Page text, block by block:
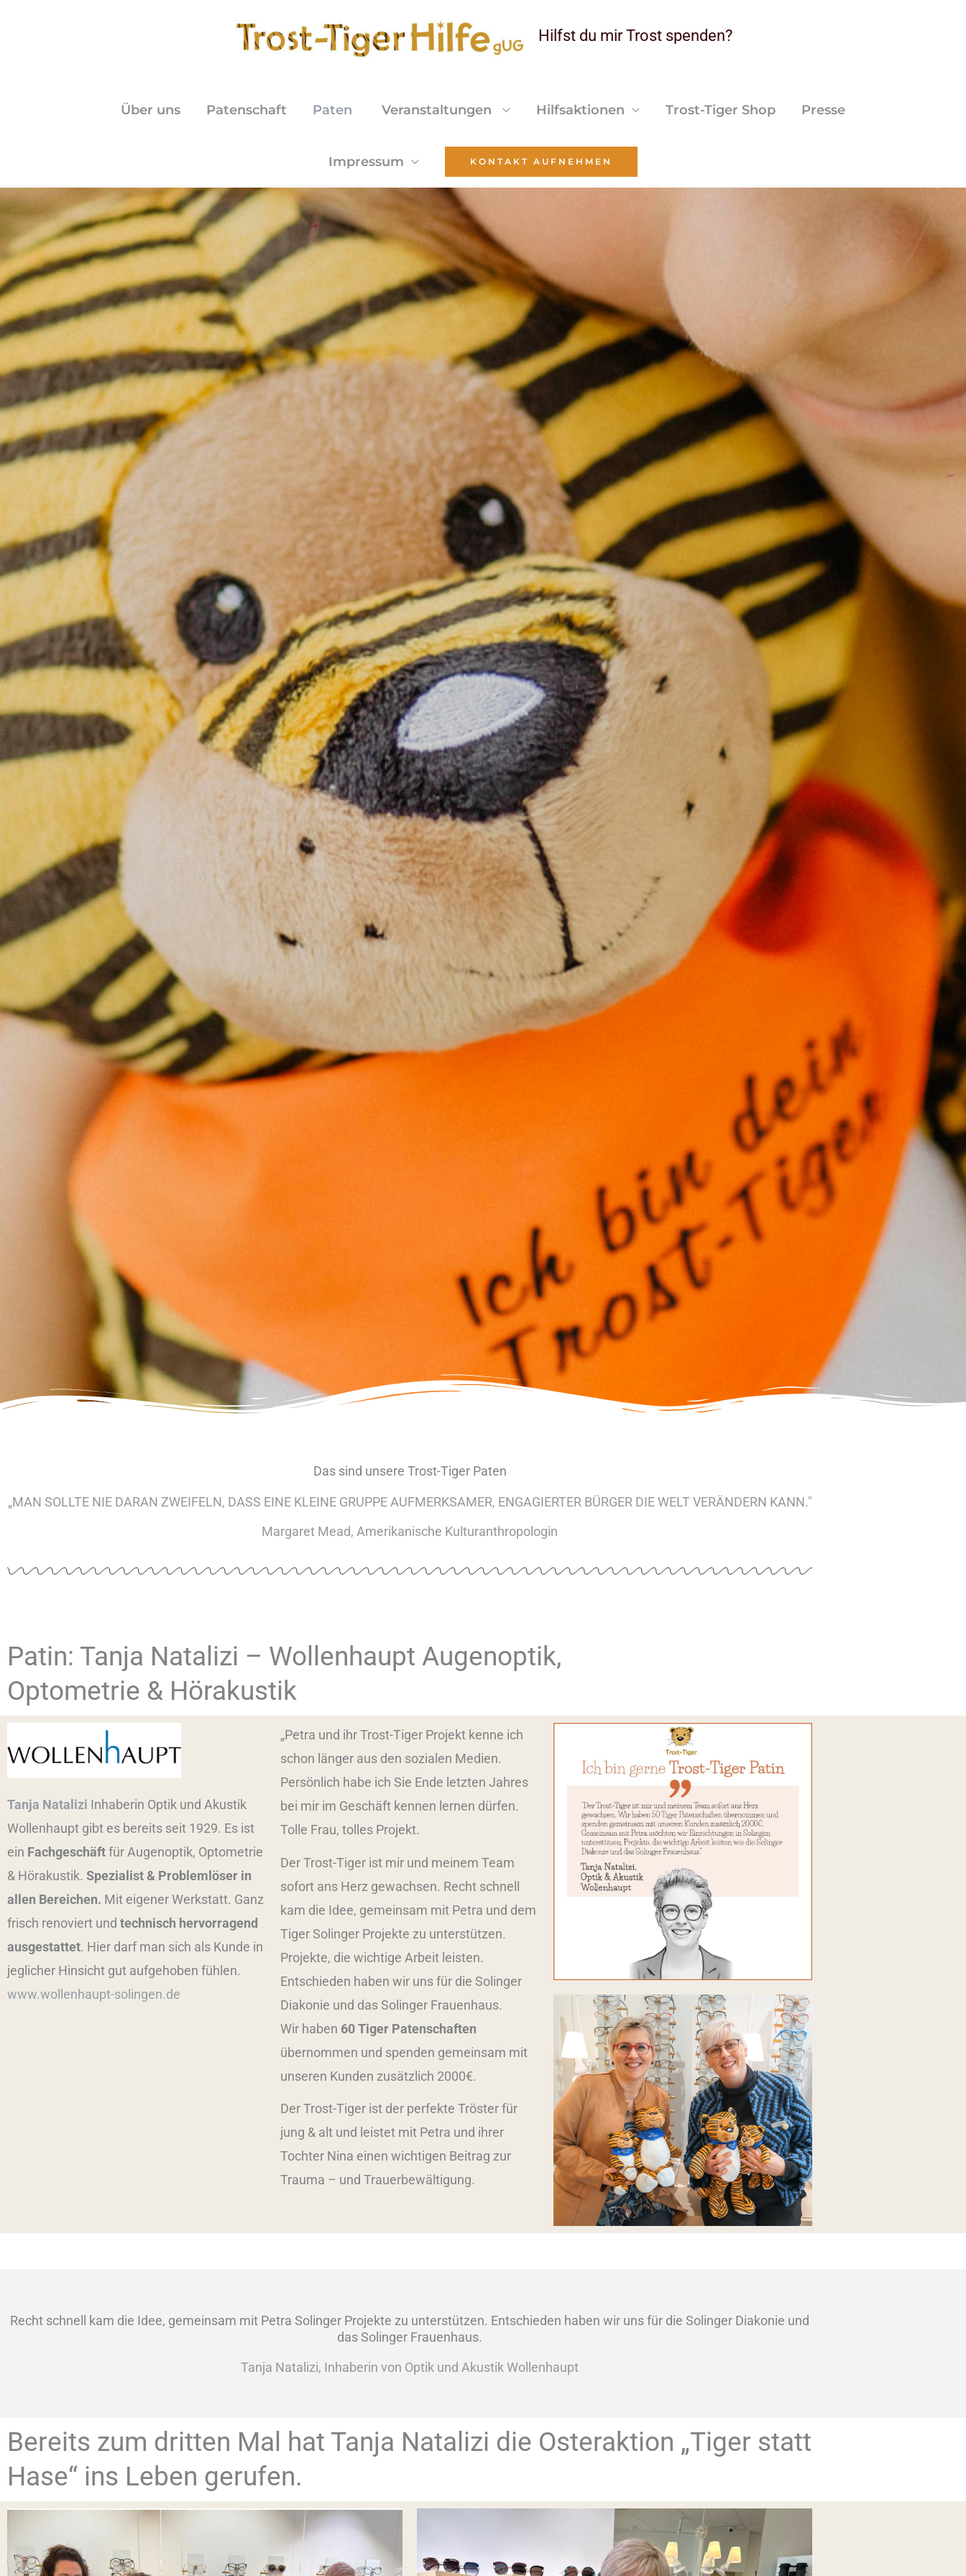
Hilfst du mir Trost spenden?
Über uns Patenschaft Paten Veranstaltungen Hilfsaktionen Trost-Tiger Shop Presse
Impressum KONTAKT AUFNEHMEN
Das sind unsere Trost-Tiger Paten
„MAN SOLLTE NIE DARAN ZWEIFELN, DASS EINE KLEINE GRUPPE AUFMERKSAMER, ENGAGIERTER BÜRGER DIE WELT VERÄNDERN KANN."
Margaret Mead, Amerikanische Kulturanthropologin
Patin: Tanja Natalizi – Wollenhaupt Augenoptik,
Optometrie & Hörakustik
Tanja Natalizi Inhaberin Optik und Akustik
Wollenhaupt gibt es bereits seit 1929. Es ist
ein Fachgeschäftfür Augenoptik, Optometrie
& Hörakustik. Spezialist & Problemlöser in
allen Bereichen. Mit eigener Werkstatt. Ganz
frisch renoviert und technisch hervorragend
ausgestattet. Hier darf man sich als Kunde in
jeglicher Hinsicht gut aufgehoben fühlen.
www.wollenhaupt-solingen.de
„Petra und ihr Trost-Tiger Projekt kenne ich
schon länger aus den sozialen Medien.
Persönlich habe ich Sie Ende letzten Jahres
bei mir im Geschäft kennen lernen dürfen.
Tolle Frau, tolles Projekt.
Der Trost-Tiger ist mir und meinem Team
sofort ans Herz gewachsen. Recht schnell
kam die Idee, gemeinsam mit Petra und dem
Tiger Solinger Projekte zu unterstützen.
Projekte, die wichtige Arbeit leisten.
Entschieden haben wir uns für die Solinger
Diakonie und das Solinger Frauenhaus.
Wir haben 60 Tiger Patenschaften
übernommen und spenden gemeinsam mit
unseren Kunden zusätzlich 2000€.
Der Trost-Tiger ist der perfekte Tröster für
jung & alt und leistet mit Petra und ihrer
Tochter Nina einen wichtigen Beitrag zur
Trauma – und Trauerbewältigung.
Recht schnell kam die Idee, gemeinsam mit Petra Solinger Projekte zu unterstützen. Entschieden haben wir uns für die Solinger Diakonie und
das Solinger Frauenhaus.
Tanja Natalizi, Inhaberin von Optik und Akustik Wollenhaupt
Bereits zum dritten Mal hat Tanja Natalizi die Osteraktion „Tiger statt
Hase“ ins Leben gerufen.